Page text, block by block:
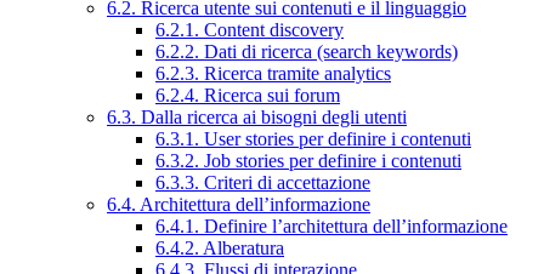
6.2. Ricerca utente sui contenuti e il linguaggio
6.2.1. Content discovery
6.2.2. Dati di ricerca (search keywords)
6.2.3. Ricerca tramite analytics
6.2.4. Ricerca sui forum
6.3. Dalla ricerca ai bisogni degli utenti
6.3.1. User stories per definire i contenuti
6.3.2. Job stories per definire i contenuti
6.3.3. Criteri di accettazione
6.4. Architettura dell’informazione
6.4.1. Definire l’architettura dell’informazione
6.4.2. Alberatura
6.4.3. Flussi di interazione